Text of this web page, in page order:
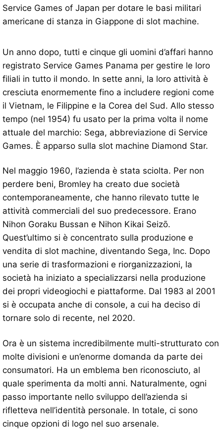
Service Games of Japan per dotare le basi militari
americane di stanza in Giappone di slot machine.
Un anno dopo, tutti e cinque gli uomini d’affari hanno
registrato Service Games Panama per gestire le loro
filiali in tutto il mondo. In sette anni, la loro attività è
cresciuta enormemente fino a includere regioni come
il Vietnam, le Filippine e la Corea del Sud. Allo stesso
tempo (nel 1954) fu usato per la prima volta il nome
attuale del marchio: Sega, abbreviazione di Service
Games. È apparso sulla slot machine Diamond Star.
Nel maggio 1960, l’azienda è stata sciolta. Per non
perdere beni, Bromley ha creato due società
contemporaneamente, che hanno rilevato tutte le
attività commerciali del suo predecessore. Erano
Nihon Goraku Bussan e Nihon Kikai Seizō.
Quest’ultimo si è concentrato sulla produzione e
vendita di slot machine, diventando Sega, Inc. Dopo
una serie di trasformazioni e riorganizzazioni, la
società ha iniziato a specializzarsi nella produzione
dei propri videogiochi e piattaforme. Dal 1983 al 2001
si è occupata anche di console, a cui ha deciso di
tornare solo di recente, nel 2020.
Ora è un sistema incredibilmente multi-strutturato con
molte divisioni e un’enorme domanda da parte dei
consumatori. Ha un emblema ben riconosciuto, al
quale sperimenta da molti anni. Naturalmente, ogni
passo importante nello sviluppo dell’azienda si
rifletteva nell’identità personale. In totale, ci sono
cinque opzioni di logo nel suo arsenale.